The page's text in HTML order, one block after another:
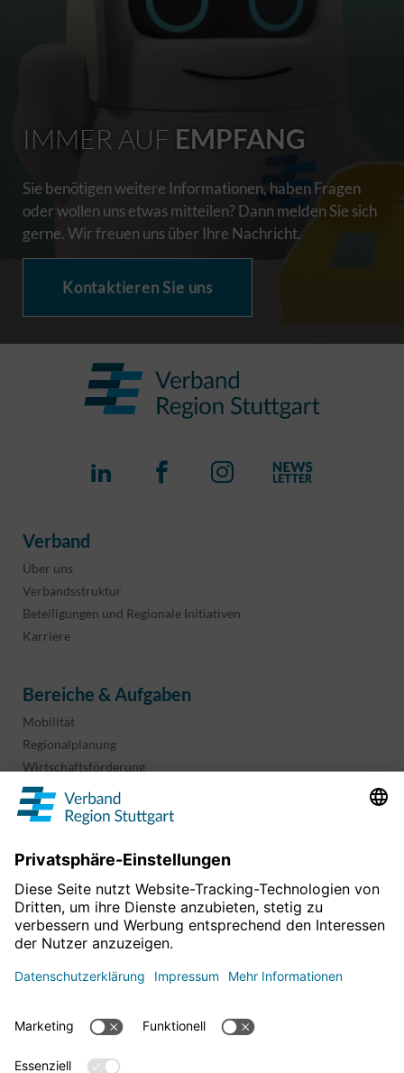
IMMER AUF EMPFANG
Sie benötigen weitere Informationen, haben Fragen
oder wollen uns etwas mitteilen? Dann melden Sie sich
gerne. Wir freuen uns über Ihre Nachricht.
Kontaktieren Sie uns
Verband
Über uns
Verbandsstruktur
Beteiligungen und Regionale Initiativen
Karriere
Bereiche & Aufgaben
Mobilität
Regionalplanung
Wirtschaftsförderung
Sport und Kultur
Projekte & Programme
Informationen & Downloads
Geoinformation